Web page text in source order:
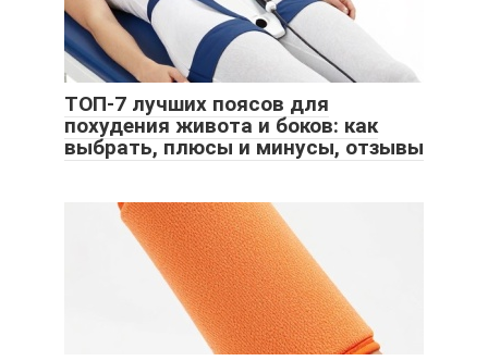
ТОП-7 лучших поясов для
похудения живота и боков: как
выбрать, плюсы и минусы, отзывы